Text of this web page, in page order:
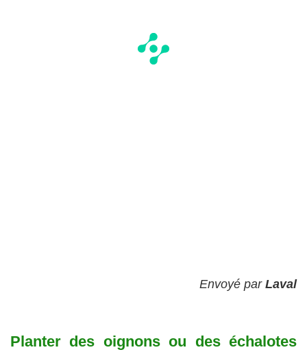
Envoyé par Laval
Planter des oignons ou des échalotes